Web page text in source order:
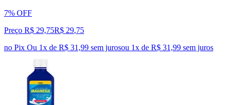
7% OFF
Preço R$ 29,75R$ 29,75
no Pix Ou 1x de R$ 31,99 sem jurosou 1x de R$ 31,99 sem juros